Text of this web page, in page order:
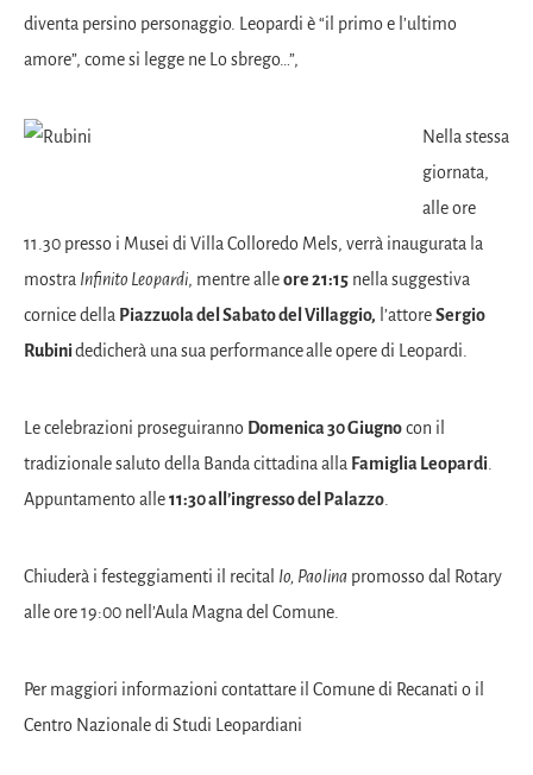
diventa persino personaggio. Leopardi è “il primo e l’ultimo
amore”, come si legge ne Lo sbrego…”,
Nella stessa
giornata,
alle ore
11.30 presso i Musei di Villa Colloredo Mels, verrà inaugurata la
mostra Infinito Leopardi, mentre alleore 21:15 nella suggestiva
cornice della Piazzuola del Sabato del Villaggio, l’attoreSergio
Rubinidedicherà una sua performancealle opere di Leopardi.
Le celebrazioni proseguiranno Domenica 30 Giugnocon il
tradizionale saluto della Banda cittadina alla Famiglia Leopardi
Appuntamento alle11:30 all’ingresso del Palazzo
Chiuderà i festeggiamenti il recital Io, Paolina promosso dal Rotary
alle ore 19:00 nell’Aula Magna del Comune.
Per maggiori informazioni contattare il Comune di Recanati o il
Centro Nazionale di Studi Leopardiani